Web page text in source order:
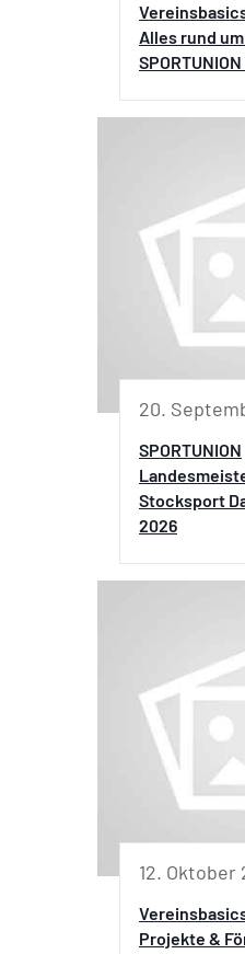
Alles rund
20.
SPORTUNION
Stocksport
2026
12. Oktober
Projekte &